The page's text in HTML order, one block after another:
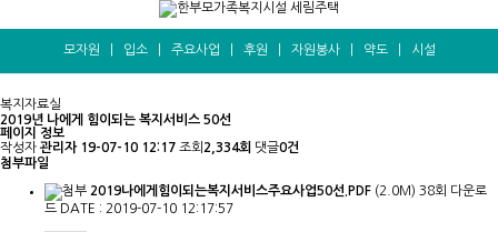
모자원 입소| 주요사업 후원 자원봉사| 약도| 시설
복지자료실
2019년 나에게 힘이되는 복지서비스 50선
페이지 정보
작성자 관리자 19-07-10 12:17 조회 2,334회 댓글0건
첨부파일
2019나에게힘이되는복지서비스주요사업50선.PDF (2.0M) 38회 다운로
드 DATE : 2019-07-10 12:17:57